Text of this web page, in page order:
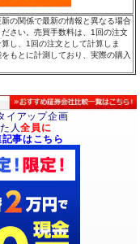
の関係で最新の情報と異なる場合
さい。売買手数料は、1回の注文
し、1回の注文として計算しま
もとに計測しており、実際の購入
イアップ企画
人全員に
記事はこちら